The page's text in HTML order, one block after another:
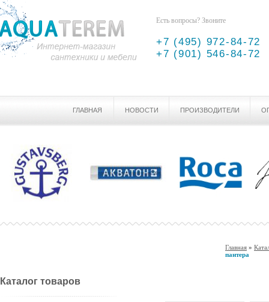
Есть вопросы? Звоните
+7 (495) 972-84-72
+7 (901) 546-84-72
ГЛАВНАЯ НОВОСТИ ПРОИЗВОДИТЕЛИ
Главная »
пантера
Каталог товаров